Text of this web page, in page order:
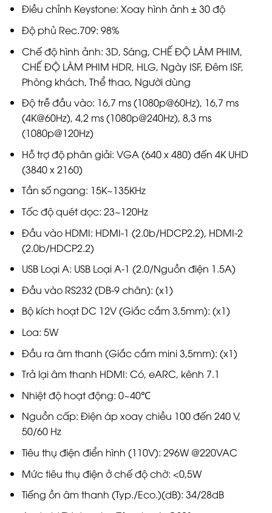
Điều chỉnh Keystone: Xoay hình ảnh ± 30 độ
Độ phủ Rec.709: 98%
Chế độ hình ảnh: 3D, Sáng, CHẾ ĐỘ LÀM PHIM,
CHẾ ĐỘ LÀM PHIM HDR, HLG, Ngày ISF, Đêm ISF,
Phòng khách, Thể thao, Người dùng
Độ trễ đầu vào: 16,7 ms (1080p@60Hz), 16,7 ms
(4K@60Hz), 4,2 ms (1080p@240Hz), 8,3 ms
(1080p@120Hz)
Hỗ trợ độ phân giải: VGA (640 x 480) đến 4K UHD
(3840 x 2160)
Tần số ngang: 15K~135KHz
Tốc độ quét dọc: 23~120Hz
Đầu vào HDMI: HDMI-1 (2.0b/HDCP2.2), HDMI-2
(2.0b/HDCP2.2)
USB Loại A: USB Loại A-1 (2.0/Nguồn điện 1.5A)
Đầu vào RS232 (DB-9 chân): (x1)
Bộ kích hoạt DC 12V (Giắc cắm 3,5mm): (x1)
Loa: 5W
Đầu ra âm thanh (Giắc cắm mini 3,5mm): (x1)
Trả lại âm thanh HDMI: Có, eARC, kênh 7.1
Nhiệt độ hoạt động: 0~40℃
Nguồn cấp: Điện áp xoay chiều 100 đến 240 V,
50/60 Hz
Tiêu thụ điện điển hình (110V): 296W @220VAC
Mức tiêu thụ điện ở chế độ chờ: <0,5W
Tiếng ồn âm thanh (Typ./Eco.)(dB): 34/28dB